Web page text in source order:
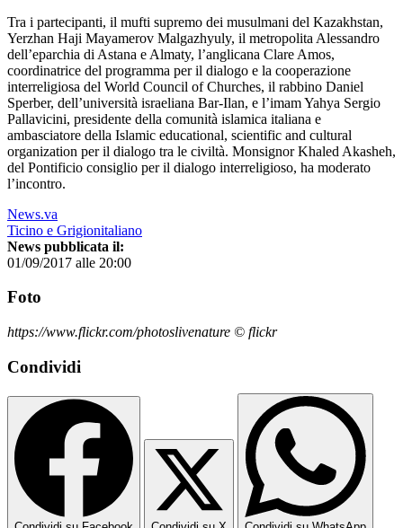
Tra i partecipanti, il mufti supremo dei musulmani del Kazakhstan,
Yerzhan Haji Mayamerov Malgazhyuly, il metropolita Alessandro
dell’eparchia di Astana e Almaty, l’anglicana Clare Amos,
coordinatrice del programma per il dialogo e la cooperazione
interreligiosa del World Council of Churches, il rabbino Daniel
Sperber, dell’università israeliana Bar-Ilan, e l’imam Yahya Sergio
Pallavicini, presidente della comunità islamica italiana e
ambasciatore della Islamic educational, scientific and cultural
organization per il dialogo tra le civiltà. Monsignor Khaled Akasheh,
del Pontificio consiglio per il dialogo interreligioso, ha moderato
l’incontro.
News.va
Ticino e Grigionitaliano
News pubblicata il:
01/09/2017 alle 20:00
Foto
https://www.flickr.com/photoslivenature © flickr
Condividi